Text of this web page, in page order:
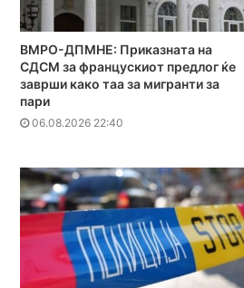
ВМРО-ДПМНЕ: Приказната на
СДСМ за францускиот предлог ќе
заврши како таа за мигранти за
пари
06.08.2026 22:40